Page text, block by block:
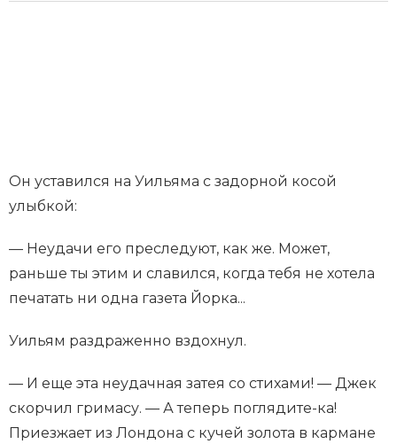
Он уставился на Уильяма с задорной косой
улыбкой:
— Неудачи его преследуют, как же. Может,
раньше ты этим и славился, когда тебя не хотела
печатать ни одна газета Йорка...
Уильям раздраженно вздохнул.
— И еще эта неудачная затея со стихами! — Джек
скорчил гримасу. — А теперь поглядите-ка!
Приезжает из Лондона с кучей золота в кармане